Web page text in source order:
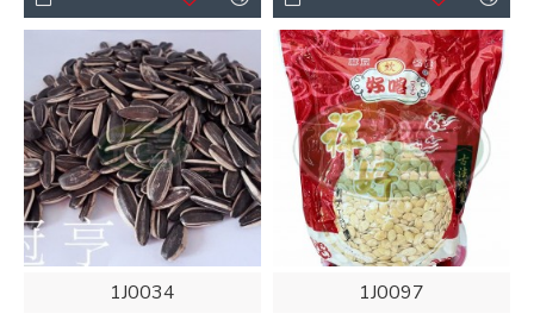
1J0034 1J0097